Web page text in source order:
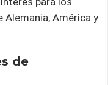
América y
de